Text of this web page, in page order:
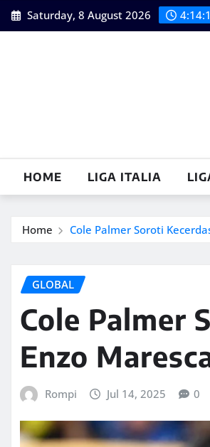
Skip
to
Saturday, 8 August 2026
HOME LIGA ITALIA
Home Cole Palmer Soroti
GLOBAL
Cole Palmer
Enzo
Rompi Jul 14, 2025 0